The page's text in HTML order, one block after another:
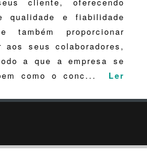
cliente, oferecendo
qualidade e fiabilidade
também proporcionar
aos seus colaboradores,
a que a empresa se
como o conc ...
Ler